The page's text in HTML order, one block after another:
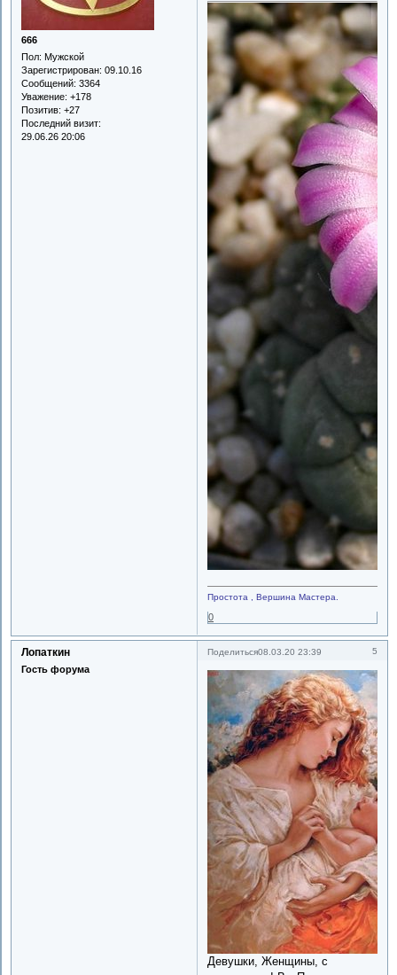
666
Пол: Мужской
Зарегистрирован: 09.10.16
Сообщений: 3364
Уважение: +178
Позитив: +27
Последний визит:
29.06.26 20:06
Простота , Вершина Мастера.
0
Поделиться 5
08.03.20 23:39
Лопаткин
Гость форума
Девушки, Женщины, с